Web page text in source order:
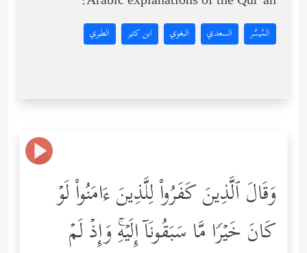
المُيسَّر السعدي البغوي ابن كثير الطبري
وَقَالَ ٱلَّذِینَ كَفَرُواْ لِلَّذِینَ ءَامَنُواْ لَوۡ
كَانَ خَیۡرࣰا مَّا سَبَقُونَاۤ إِلَیۡهِۚ وَإِذۡ لَمۡ